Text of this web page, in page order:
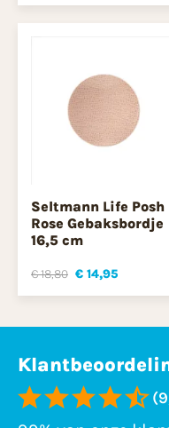
Seltmann Life Posh
Rose Gebaksbordje
16,5 cm
€ 18,80 € 14,95